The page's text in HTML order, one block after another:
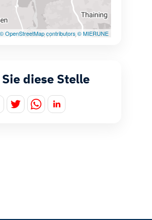
diese Stelle